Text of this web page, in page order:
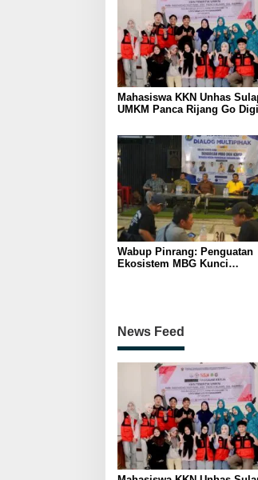
Mahasiswa KKN Unhas
UMKM Panca Rijang Go
Pelatihan
Wabup Pinrang: Penguatan
Ekosistem MBG Kunci
News Feed